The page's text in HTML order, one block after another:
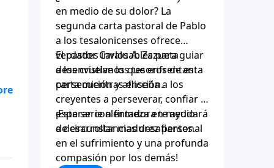
en medio de su dolor? La
segunda carta pastoral de Pablo
a los tesalonicenses ofrece
verdades invaluables para guiar
a los cristianos que enfrentan
persecución y aflicción.
El pastor Carlos A. Zazueta
desenvuelve los tesoros de esta
carta mientras enseña a los
creyentes a perseverar, confiar y
esperar con firmeza en medio
de circunstancias desafiantes.
¡Esta serie alentadora te ayudará
a desarrollar madurez personal
en el sufrimiento y una profunda
compasión por los demás!